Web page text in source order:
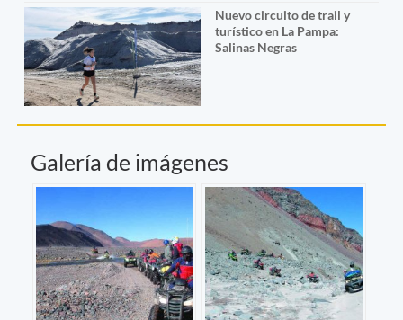
Nuevo circuito de trail y
turístico en La Pampa:
Salinas Negras
Galería de imágenes